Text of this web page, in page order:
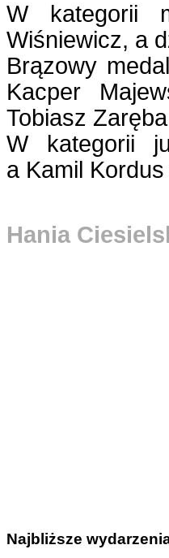
W kategorii
Wiśniewicz, a
Brązowy
Kacper
Tobiasz
W kategorii
a Kamil
Hania
Najbliższe